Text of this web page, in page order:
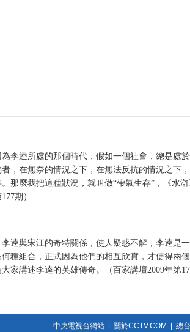
李逵所處的那個時代，假如一個社會，總是處於
，在無奈的情況之下，在無法反抗的情況之下
那麼我把這種狀況，就叫做“帶氣生存”，《水
期）
逵與宋江的奇特關係，使人疑惑不解，李逵是
種組合，正式因為他們的相互欣賞，才使得兩
家講述李逵的英雄傳奇。（百家講壇2009年第
中央電視台網站| 關於CCTV.COM 總